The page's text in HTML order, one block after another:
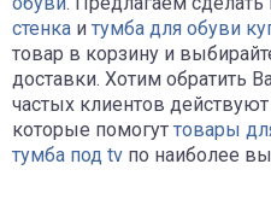
стенка и тумба для обуви
товар в корзину и
доставки. Хотим обратить
частых клиентов
которые помогут товары
тумба под tv по наиболее